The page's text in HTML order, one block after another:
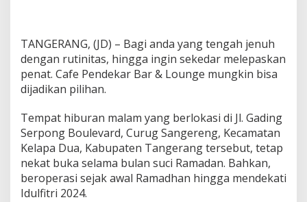
n
d
e
k
a
G
a
d
n
g
TANGERANG, (JD) – Bagi anda yang tengah jenuh
dengan rutinitas, hingga ingin sekedar melepaskan
penat. Cafe Pendekar Bar & Lounge mungkin bisa
dijadikan pilihan.
Tempat hiburan malam yang berlokasi di Jl. Gading
Serpong Boulevard, Curug Sangereng, Kecamatan
Kelapa Dua, Kabupaten Tangerang tersebut, tetap
nekat buka selama bulan suci Ramadan. Bahkan,
beroperasi sejak awal Ramadhan hingga mendekati
Idulfitri 2024.